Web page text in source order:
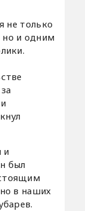
не только
и одним
и
был
в наших